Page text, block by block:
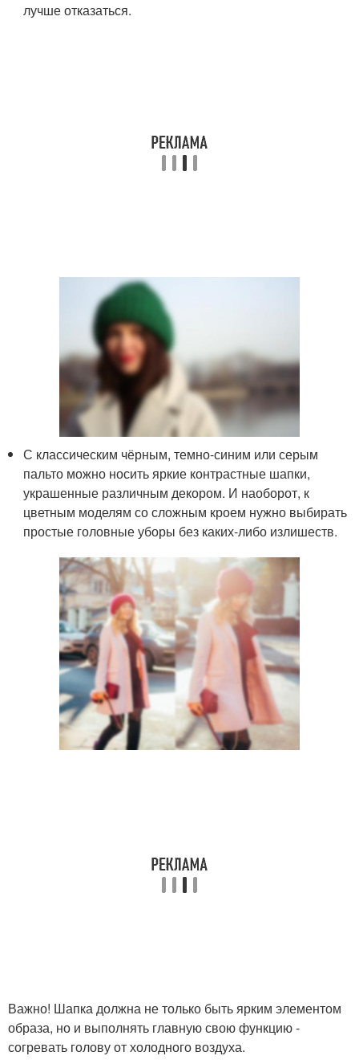
лучше отказаться.
С классическим чёрным, темно-синим или серым
пальто можно носить яркие контрастные шапки,
украшенные различным декором. И наоборот, к
цветным моделям со сложным кроем нужно выбирать
простые головные уборы без каких-либо излишеств.
Важно! Шапка должна не только быть ярким элементом
образа, но и выполнять главную свою функцию -
согревать голову от холодного воздуха.